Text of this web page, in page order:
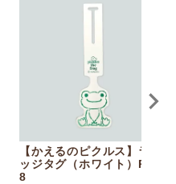
【かえるのピクルス】ラゲ
ッジタグ（ホワイト）P012
8